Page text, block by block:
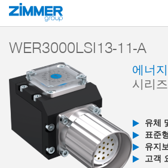
시작 제품
WER3000LSI13-11-A
에너
시리
유체
표준
유지
고객